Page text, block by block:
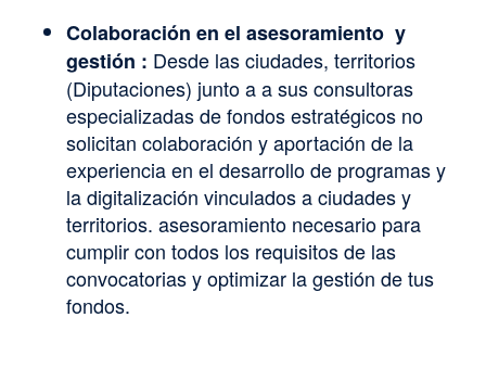
Colaboración en el asesoramiento y
gestión : Desde las ciudades, territorios
(Diputaciones) junto a a sus consultoras
especializadas de fondos estratégicos no
solicitan colaboración y aportación de la
experiencia en el desarrollo de programas y
la digitalización vinculados a ciudades y
territorios. asesoramiento necesario para
cumplir con todos los requisitos de las
convocatorias y optimizar la gestión de tus
fondos.